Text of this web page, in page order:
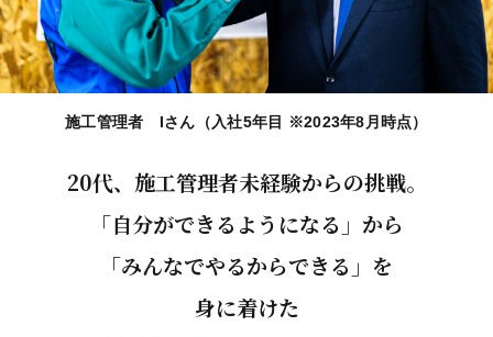
施工管理者 Iさん（入社5年目 ※2023年8月時点）
20代、施工管理者未経験からの挑戦。
「自分ができるようになる」から
「みんなでやるからできる」を
身に着けた